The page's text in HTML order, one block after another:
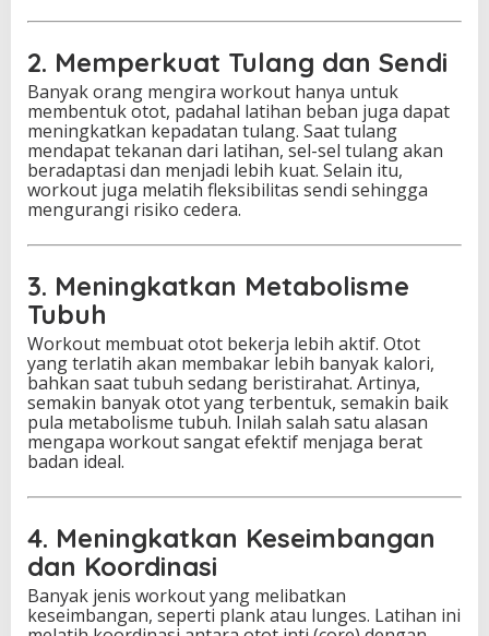
2. Memperkuat Tulang dan Sendi
Banyak orang mengira workout hanya untuk
membentuk otot, padahal latihan beban juga dapat
meningkatkan kepadatan tulang. Saat tulang
mendapat tekanan dari latihan, sel-sel tulang akan
beradaptasi dan menjadi lebih kuat. Selain itu,
workout juga melatih fleksibilitas sendi sehingga
mengurangi risiko cedera.
3. Meningkatkan Metabolisme
Tubuh
Workout membuat otot bekerja lebih aktif. Otot
yang terlatih akan membakar lebih banyak kalori,
bahkan saat tubuh sedang beristirahat. Artinya,
semakin banyak otot yang terbentuk, semakin baik
pula metabolisme tubuh. Inilah salah satu alasan
mengapa workout sangat efektif menjaga berat
badan ideal.
4. Meningkatkan Keseimbangan
dan Koordinasi
Banyak jenis workout yang melibatkan
keseimbangan, seperti plank atau lunges. Latihan ini